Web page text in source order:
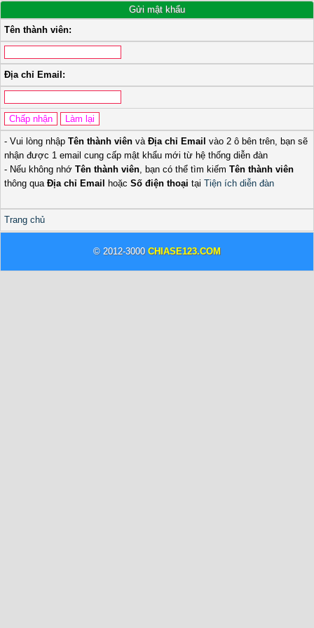
Gửi mật khẩu
Tên thành viên:
Địa chỉ Email:
- Vui lòng nhập Tên thành viên và Địa chỉ Email vào 2 ô bên trên, bạn sẽ
nhận được 1 email cung cấp mật khẩu mới từ hệ thống diễn đàn
- Nếu không nhớ Tên thành viên, bạn có thể tìm kiếm Tên thành viên
thông qua Địa chỉ Email hoặc Số điện thoại tại Tiện ích diễn đàn
Trang chủ
© 2012-3000 CHIASE123.COM